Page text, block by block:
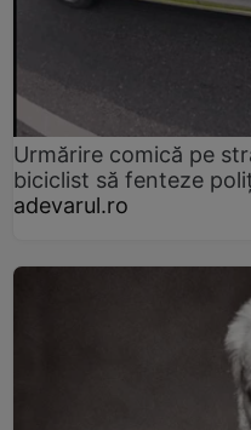
Urmărire comică pe
biciclist să fenteze
adevarul.ro